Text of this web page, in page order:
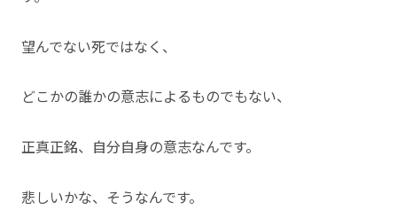
望んでない死ではなく、
どこかの誰かの意志によるものでもない、
正真正銘、自分自身の意志なんです。
悲しいかな、そうなんです。